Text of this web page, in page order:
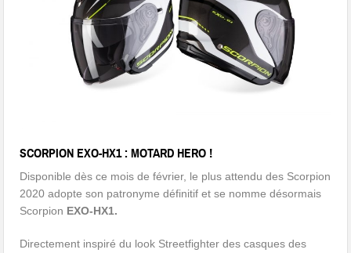
SCORPION EXO-HX1 :MOTARD HERO !
Disponible dès ce mois de février, le plus attendu des Scorpion
2020 adopte son patronyme définitif et se nomme désormais
Scorpion EXO-HX1.
Directement inspiré du look Streetfighter des casques des